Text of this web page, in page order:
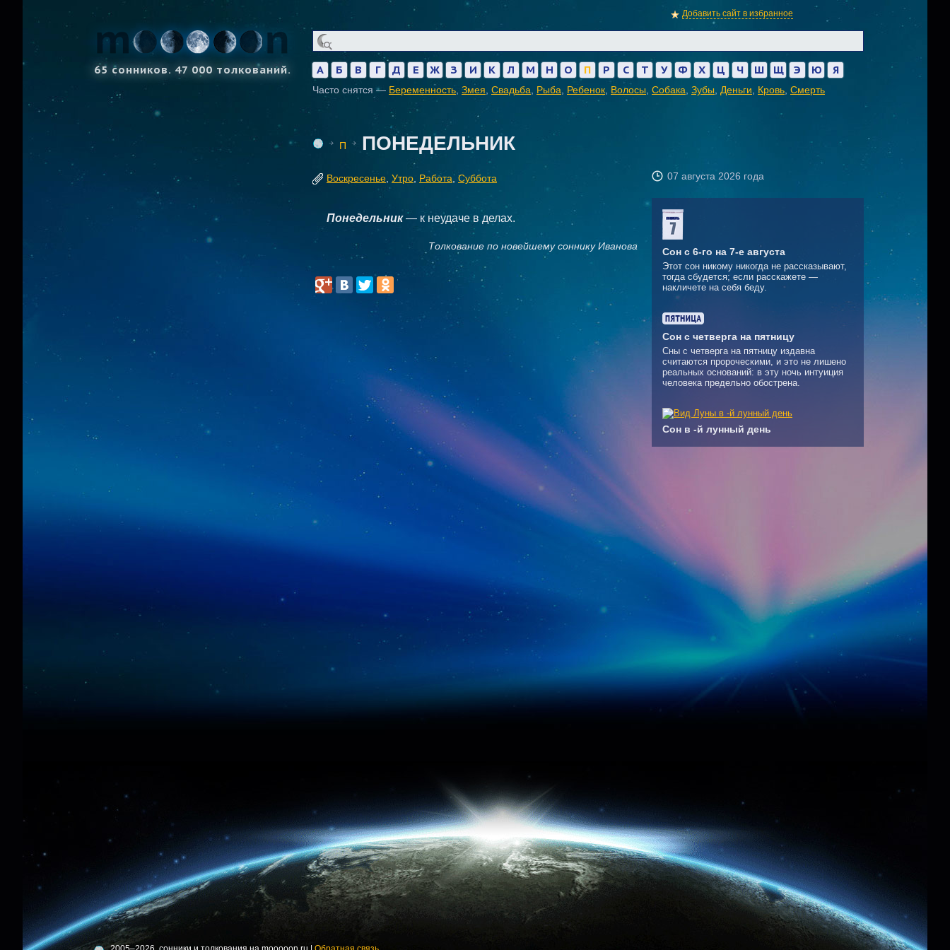
Добавить сайт в избранное
65 сонников. 47 000 толкований. А Б В Г Д Е Ж З И К Л М Н О П Р С Т У Ф Х Ц Ч Ш Щ Э Ю Я
Часто снятся — Беременность Змея Свадьба Рыба Ребенок Волосы Собака Зубы Деньги Кровь Смерть
П ПОНЕДЕЛЬНИК
Воскресенье Утро Работа, Суббота 07 августа 2026 года
Понедельник— к неудаче в делах.
Толкование по новейшему соннику Иванова Сон с 6-го на 7-е августа
Этот сон никому никогда не рассказывают,
тогда сбудется; если расскажете —
накличете на себя беду.
Сон с четверга на пятницу
Сны с четверга на пятницу издавна
считаются пророческими, и это не лишено
реальных оснований: в эту ночь интуиция
человека предельно обострена.
Сон в -й лунный день